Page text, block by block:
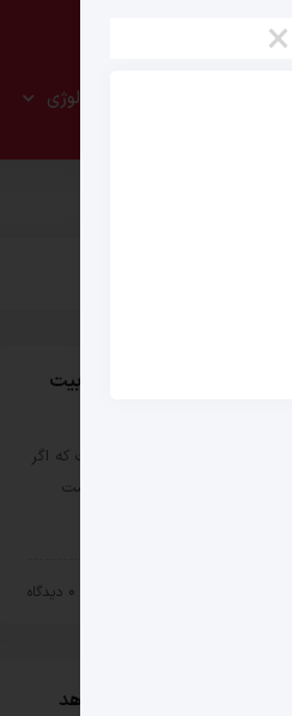
تکنولوژی
×
سبزه؛ رنگ‌هایی که جذابیت
مهم‌ترین مراحل در آرایش است که اگر
صورت را چندین برابر کند. پوست
0 دیدگاه